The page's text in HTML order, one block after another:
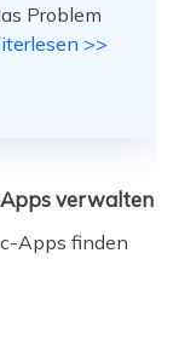
Problem
>>
verwalten
Apps finden